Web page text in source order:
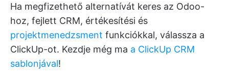
Ha megfizethető alternatívát keres az Odoo-
hoz, fejlett CRM, értékesítési és
projektmenedzsment funkciókkal, válassza a
ClickUp-ot. Kezdje még ma a ClickUp CRM
sablonjával!